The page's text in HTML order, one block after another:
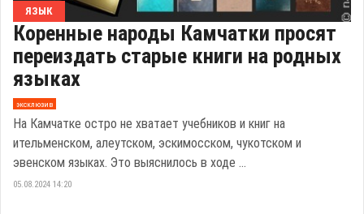
ЯЗЫК
Коренные народы Камчатки просят
переиздать старые книги на родных
языках
эксклюзив
На Камчатке остро не хватает учебников и книг на
ительменском, алеутском, эскимосском, чукотском и
эвенском языках. Это выяснилось в ходе ...
05.08.2024 14:20